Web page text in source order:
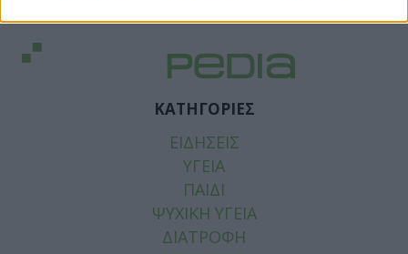
ΚΑΤΗΓΟΡΙΕΣ
ΕΙΔΗΣΕΙΣ
ΥΓΕΙΑ
ΠΑΙΔΙ
ΨΥΧΙΚΗ ΥΓΕΙΑ
ΔΙΑΤΡΟΦΗ